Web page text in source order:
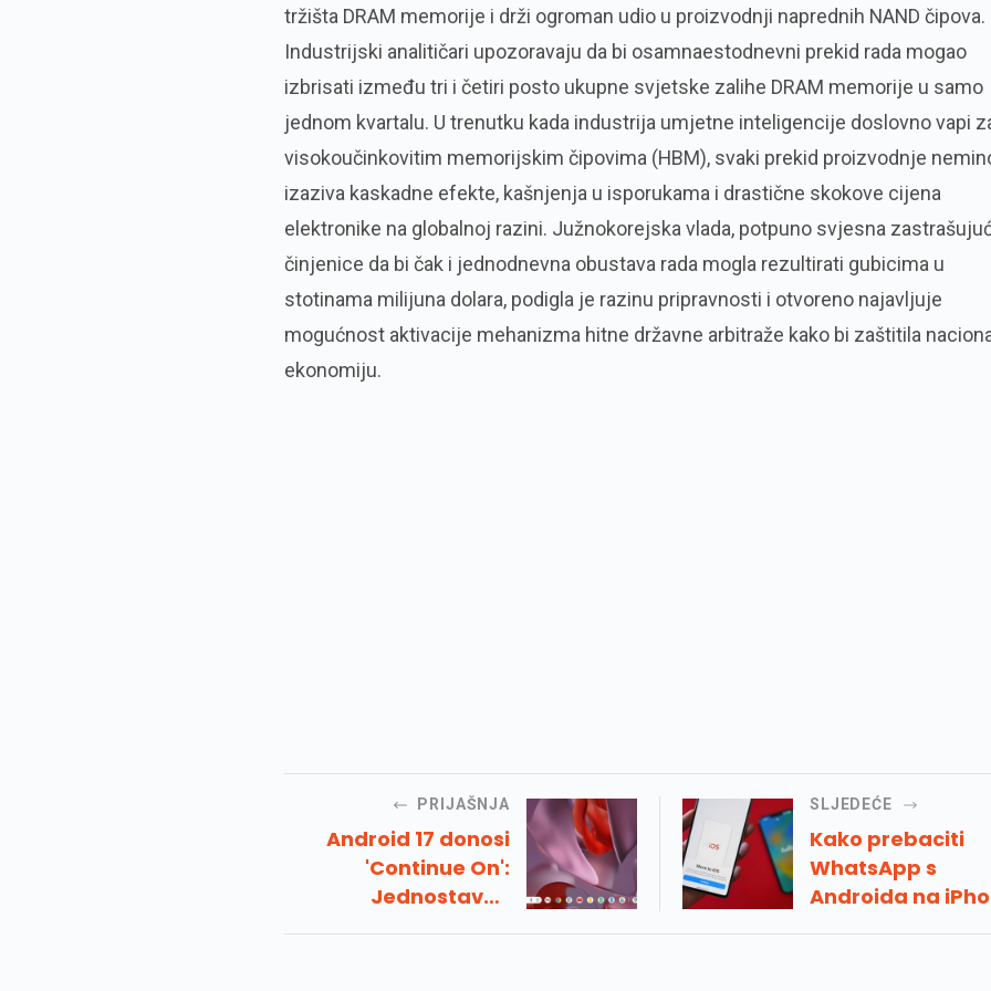
tržišta DRAM memorije i drži ogroman udio u proizvodnji naprednih NAND čipova.
Industrijski analitičari upozoravaju da bi osamnaestodnevni prekid rada mogao
izbrisati između tri i četiri posto ukupne svjetske zalihe DRAM memorije u samo
jednom kvartalu. U trenutku kada industrija umjetne inteligencije doslovno vapi
visokoučinkovitim memorijskim čipovima (HBM), svaki prekid proizvodnje
izaziva kaskadne efekte, kašnjenja u isporukama i drastične skokove cijena
elektronike na globalnoj razini. Južnokorejska vlada, potpuno svjesna
činjenice da bi čak i jednodnevna obustava rada mogla rezultirati gubicima u
stotinama milijuna dolara, podigla je razinu pripravnosti i otvoreno najavljuje
mogućnost aktivacije mehanizma hitne državne arbitraže kako bi zaštitila
ekonomiju.
PRIJAŠNJA
Android 17 donosi
'Continue On':
Jednostavno
SLJEDEĆE
Kako prebaciti
WhatsApp s
Androida na